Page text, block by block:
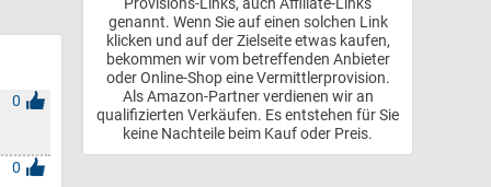
0
0
Provisions-Links, auch Affiliate-Links
genannt. Wenn Sie auf einen solchen Link
klicken und auf der Zielseite etwas kaufen,
bekommen wir vom betreffenden Anbieter
oder Online-Shop eine Vermittlerprovision.
Als Amazon-Partner verdienen wir an
qualifizierten Verkäufen. Es entstehen für Sie
keine Nachteile beim Kauf oder Preis.